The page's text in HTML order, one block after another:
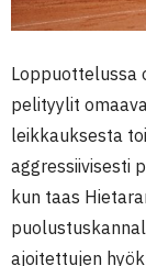
Loppuottelussa
pelityylit
leikkauksesta
aggressiivisesti
kun taas
ajoitettujen